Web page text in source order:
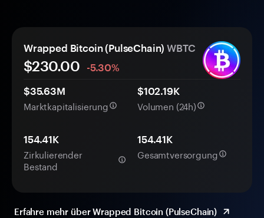
Wrapped Bitcoin (PulseChain) WBTC
$230.00
-5.30%
$35.63M
Marktkapitalisierung
$102.19K
Volumen (24h)
154.41K
Zirkulierender
Bestand
154.41K
Gesamtversorgung
Erfahre mehr über Wrapped Bitcoin (PulseChain)